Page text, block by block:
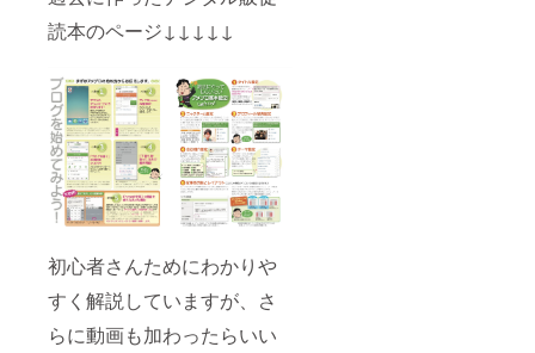
読本のページ↓↓↓↓↓
初心者さんためにわかりや
すく解説していますが、さ
らに動画も加わったらいい